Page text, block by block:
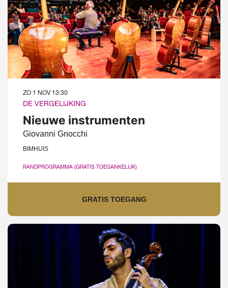
Nieuwe instrumenten
Giovanni Gnocchi
DE VERGELIJKING
ZO 1 NOV 13:30
BIMHUIS
RANDPROGRAMMA (GRATIS TOEGANKELIJK)
GRATIS TOEGANG